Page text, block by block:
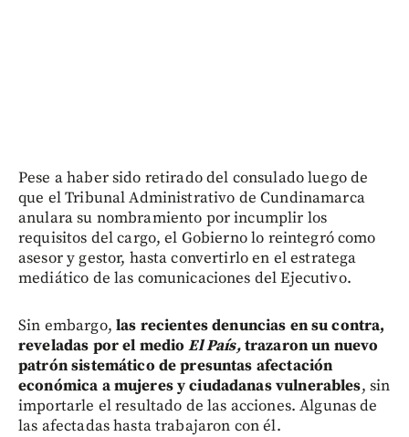
Pese a haber sido retirado del consulado luego de
que el Tribunal Administrativo de Cundinamarca
anulara su nombramiento por incumplir los
requisitos del cargo, el Gobierno lo reintegró como
asesor y gestor, hasta convertirlo en el estratega
mediático de las comunicaciones del Ejecutivo.
Sin embargo, las recientes denuncias en su contra,
reveladas por el medioEl País,trazaron un nuevo
patrón sistemático de presuntas afectación
económica a mujeres y ciudadanas vulnerables, sin
importarle el resultado de las acciones. Algunas de
las afectadas hasta trabajaron con él.